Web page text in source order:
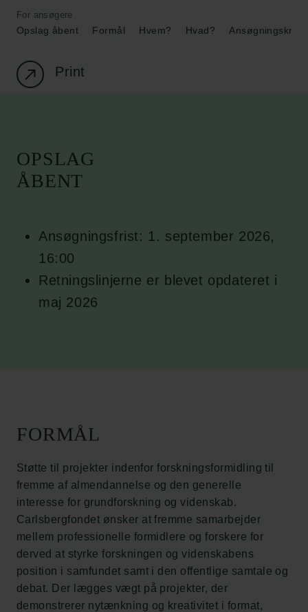
For ansøgere
Opslag åbent Formål Hvem? Hvad? Ansøgningskrav
Print
OPSLAG
ÅBENT
Ansøgningsfrist: 1. september 2026,
16:00
Retningslinjerne er blevet opdateret i
maj 2026
FORMÅL
Støtte til projekter indenfor forskningsformidling til
fremme af almendannelse og den generelle
interesse for grundforskning og videnskab.
Carlsbergfondet ønsker at fremme samarbejder
mellem professionelle formidlere og forskere for
derved at styrke forskningen og videnskabens
position i samfundet samt i den offentlige samtale og
debat. Der lægges vægt på projekter, der
demonstrerer nytænkning og kreativitet i format,